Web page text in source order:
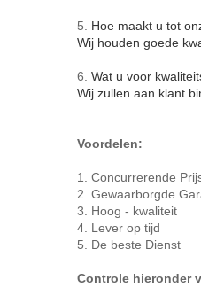
5. Hoe maakt u tot
Wij houden goede
6. Wat u voor
Wij zullen aan klant
Voordelen:
1. Concurrerende
2. Gewaarborgde
3. Hoog - kwaliteit
4. Lever op tijd
5. De beste Dienst
Controle hieronder